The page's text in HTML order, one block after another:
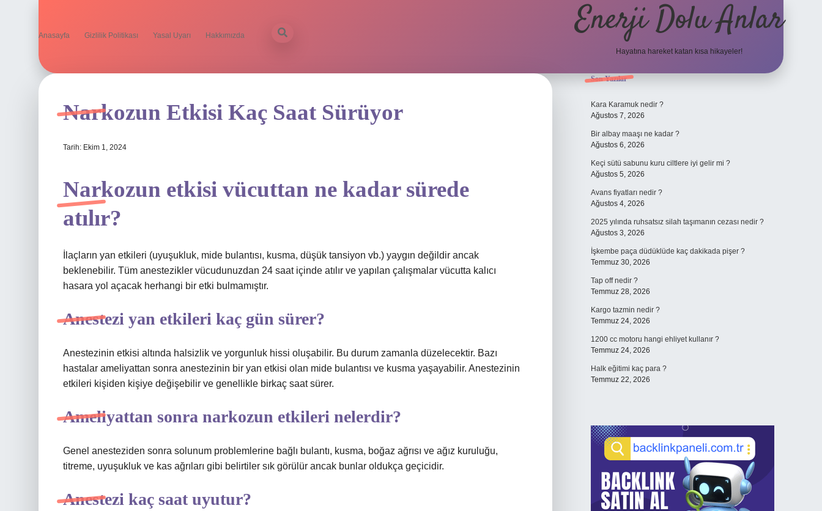
Anasayfa Gizlilik Politikası Yasal Uyarı Hakkımızda Enerji Dolu Anlar
Hayatına hareket katan kısa hikayeler!
Narkozun Etkisi Kaç Saat Sürüyor
Tarih: Ekim 1, 2024
Narkozun etkisi vücuttan ne kadar sürede
atılır?
İlaçların yan etkileri (uyuşukluk, mide bulantısı, kusma, düşük tansiyon vb.) yaygın değildir ancak
beklenebilir. Tüm anestezikler vücudunuzdan 24 saat içinde atılır ve yapılan çalışmalar vücutta kalıcı
hasara yol açacak herhangi bir etki bulmamıştır.
Anestezi yan etkileri kaç gün sürer?
Anestezinin etkisi altında halsizlik ve yorgunluk hissi oluşabilir. Bu durum zamanla düzelecektir. Bazı
hastalar ameliyattan sonra anestezinin bir yan etkisi olan mide bulantısı ve kusma yaşayabilir. Anestezinin
etkileri kişiden kişiye değişebilir ve genellikle birkaç saat sürer.
Ameliyattan sonra narkozun etkileri nelerdir?
Genel anesteziden sonra solunum problemlerine bağlı bulantı, kusma, boğaz ağrısı ve ağız kuruluğu,
titreme, uyuşukluk ve kas ağrıları gibi belirtiler sık ​​görülür ancak bunlar oldukça geçicidir.
Anestezi kaç saat uyutur?
Sidebar
Son Yazılar
Kara Karamuk nedir ?
Ağustos 7, 2026
Bir albay maaşı ne kadar ?
Ağustos 6, 2026
Keçi sütü sabunu kuru ciltlere iyi gelir mi ?
Ağustos 5, 2026
Avans fiyatları nedir ?
Ağustos 4, 2026
2025 yılında ruhsatsız silah taşımanın cezası nedir ?
Ağustos 3, 2026
İşkembe paça düdüklüde kaç dakikada pişer ?
Temmuz 30, 2026
Tap off nedir ?
Temmuz 28, 2026
Kargo tazmin nedir ?
Temmuz 24, 2026
1200 cc motoru hangi ehliyet kullanır ?
Temmuz 24, 2026
Halk eğitimi kaç para ?
Temmuz 22, 2026